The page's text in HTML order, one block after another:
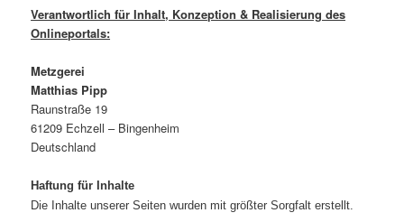
Verantwortlich für Inhalt, Konzeption & Realisierung des
Onlineportals:
Metzgerei
Matthias Pipp
Raunstraße 19
61209 Echzell – Bingenheim
Deutschland
Haftung für Inhalte
Die Inhalte unserer Seiten wurden mit größter Sorgfalt erstellt.